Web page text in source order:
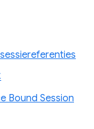
Bound Session